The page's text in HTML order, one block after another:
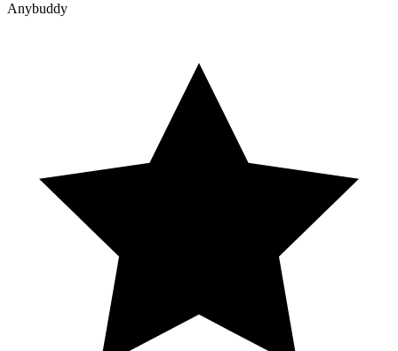
Anybuddy